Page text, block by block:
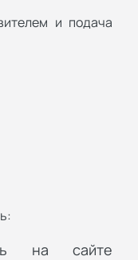
и подача
на сайте